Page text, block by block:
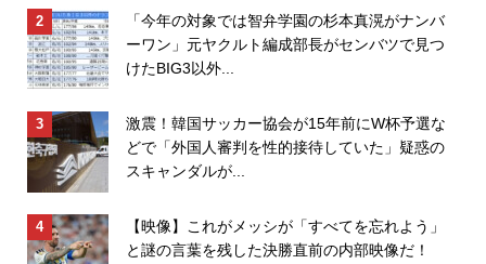
「今年の対象では智弁学園の杉本真滉がナンバ
ーワン」元ヤクルト編成部長がセンバツで見つ
けたBIG3以外...
激震！韓国サッカー協会が15年前にW杯予選な
どで「外国人審判を性的接待していた」疑惑の
スキャンダルが...
【映像】これがメッシが「すべてを忘れよう」
と謎の言葉を残した決勝直前の内部映像だ！